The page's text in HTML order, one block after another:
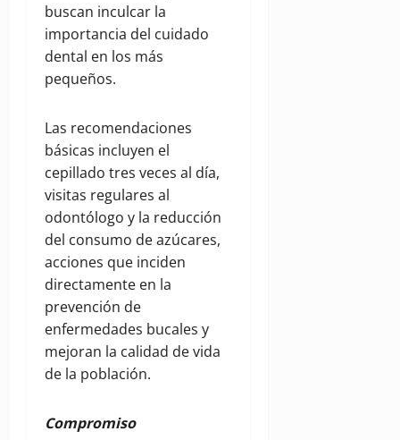
buscan inculcar la
importancia del cuidado
dental en los más
pequeños.
Las recomendaciones
básicas incluyen el
cepillado tres veces al día,
visitas regulares al
odontólogo y la reducción
del consumo de azúcares,
acciones que inciden
directamente en la
prevención de
enfermedades bucales y
mejoran la calidad de vida
de la población.
Compromiso